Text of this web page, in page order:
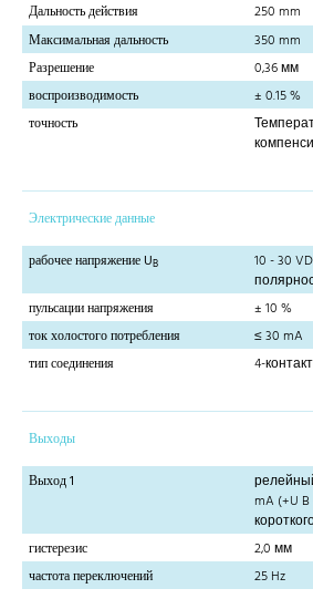
Дальность действия
250 mm
Максимальная дальность
350 mm
Разрешение
0,36 мм
воспроизводимость
± 0.15 %
точность
Электрические данные
рабочее напряжение UB
10 - 30
пульсации напряжения
± 10 %
ток холостого потребления
≤ 30 mA
тип соединения
4-
Выходы
Выход 1
mA (+U
гистерезис
2,0 мм
частота переключений
25 Hz